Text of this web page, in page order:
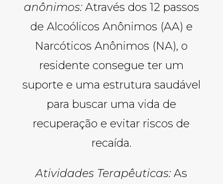
anônimos: Através dos 12 passos
de Alcoólicos Anônimos (AA) e
Narcóticos Anônimos (NA), o
residente consegue ter um
suporte e uma estrutura saudável
para buscar uma vida de
recuperação e evitar riscos de
recaída.
Atividades Terapêuticas: As